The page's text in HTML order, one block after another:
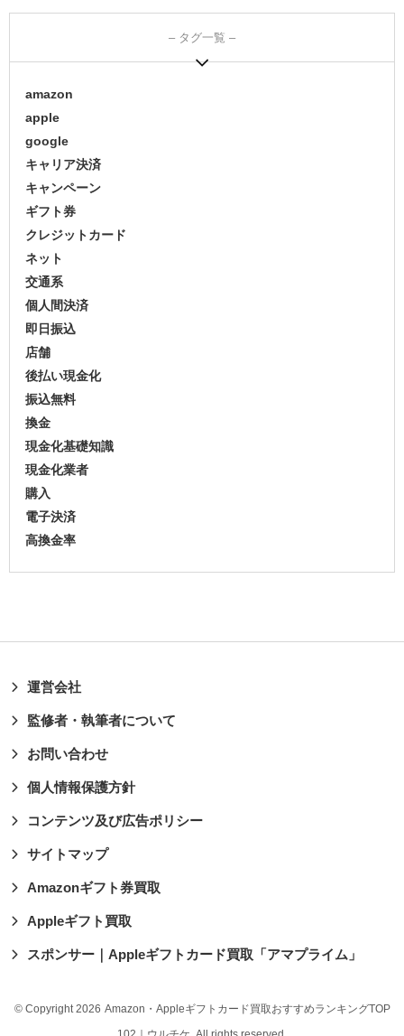
– タグ一覧 –
amazon
apple
google
キャリア決済
キャンペーン
ギフト券
クレジットカード
ネット
交通系
個人間決済
即日振込
店舗
後払い現金化
振込無料
換金
現金化基礎知識
現金化業者
購入
電子決済
高換金率
運営会社
監修者・執筆者について
お問い合わせ
個人情報保護方針
コンテンツ及び広告ポリシー
サイトマップ
Amazonギフト券買取
Appleギフト買取
スポンサー｜Appleギフトカード買取「アマプライム」
© Copyright 2026 Amazon・Appleギフトカード買取おすすめランキングTOP